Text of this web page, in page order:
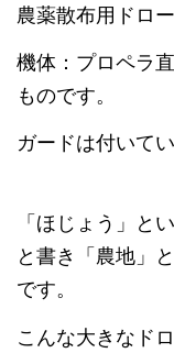
農薬散布用ドロ
機体：プロペラ
ものです。
ガードは付いて
「ほじょう」と
と書き「農地」
です。
こんな大きなド